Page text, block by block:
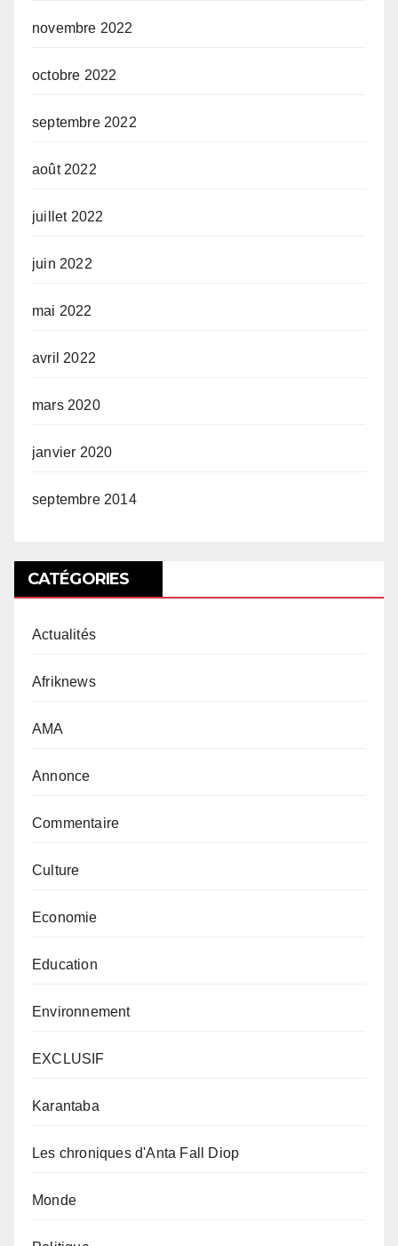
novembre 2022
octobre 2022
septembre 2022
août 2022
juillet 2022
juin 2022
mai 2022
avril 2022
mars 2020
janvier 2020
septembre 2014
CATÉGORIES
Actualités
Afriknews
AMA
Annonce
Commentaire
Culture
Economie
Education
Environnement
EXCLUSIF
Karantaba
Les chroniques d'Anta Fall Diop
Monde